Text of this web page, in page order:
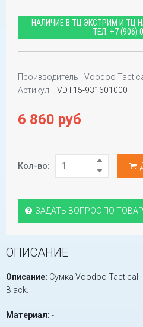
НАЛИЧИЕ В ТЦ ЭКСТРИМ И ТЦ
ТЕЛ. +7 (906)
Производитель
Voodoo
Артикул:
VDT15-931601000
6 860 руб
Кол-во:
ЗАДАТЬ ВОПРОС ПО
ОПИСАНИЕ
Описание: Сумка Voodoo Tactical
Black.
Материал: -